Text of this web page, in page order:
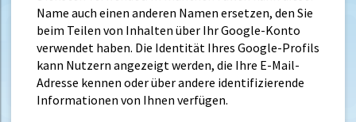
Name auch einen anderen Namen ersetzen, den Sie
beim Teilen von Inhalten über Ihr Google-Konto
verwendet haben. Die Identität Ihres Google-Profils
kann Nutzern angezeigt werden, die Ihre E-Mail-
Adresse kennen oder über andere identifizierende
Informationen von Ihnen verfügen.